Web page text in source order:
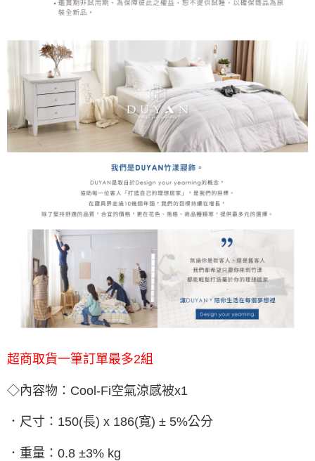
超商取貨一筆訂單最多2組
◇內容物：Cool-Fi空氣涼感被x1
．尺寸：150(長) x 186(寬) ± 5%公分
．重量：0.8 ±3% kg